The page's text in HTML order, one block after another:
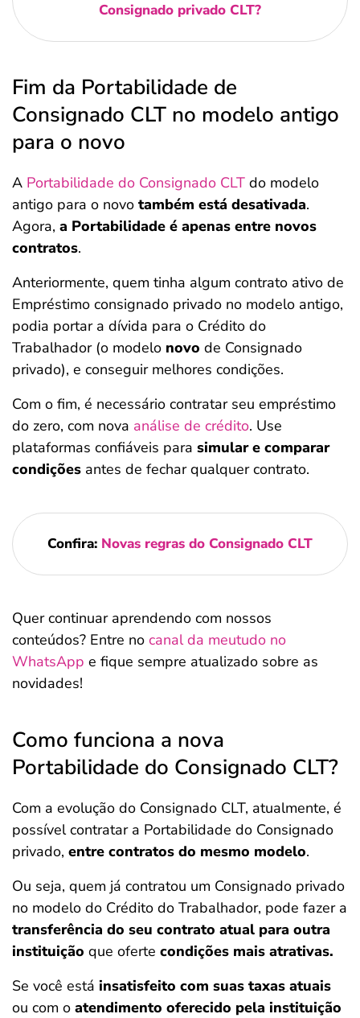
Consignado privado CLT?
Fim da Portabilidade de
Consignado CLT no modelo antigo
para o novo
A Portabilidade do Consignado CLT do modelo
antigo para o novo também está desativada.
Agora, a Portabilidade é apenas entre novos
contratos.
Anteriormente, quem tinha algum contrato ativo de
Empréstimo consignado privado no modelo antigo,
podia portar a dívida para o Crédito do
Trabalhador (o modelo novo de Consignado
privado), e conseguir melhores condições.
Com o fim, é necessário contratar seu empréstimo
do zero, com nova análise de crédito. Use
plataformas confiáveis para simular e comparar
condições antes de fechar qualquer contrato.
Confira: Novas regras do Consignado CLT
Quer continuar aprendendo com nossos
conteúdos? Entre no canal da meutudo no
WhatsApp e fique sempre atualizado sobre as
novidades!
Como funciona a nova
Portabilidade do Consignado CLT?
Com a evolução do Consignado CLT, atualmente, é
possível contratar a Portabilidade do Consignado
privado, entre contratos do mesmo modelo.
Ou seja, quem já contratou um Consignado privado
no modelo do Crédito do Trabalhador, pode fazer a
transferência do seu contrato atual para outra
instituição que oferte condições mais atrativas.
Se você está insatisfeito com suas taxas atuais
ou com o atendimento oferecido pela instituição